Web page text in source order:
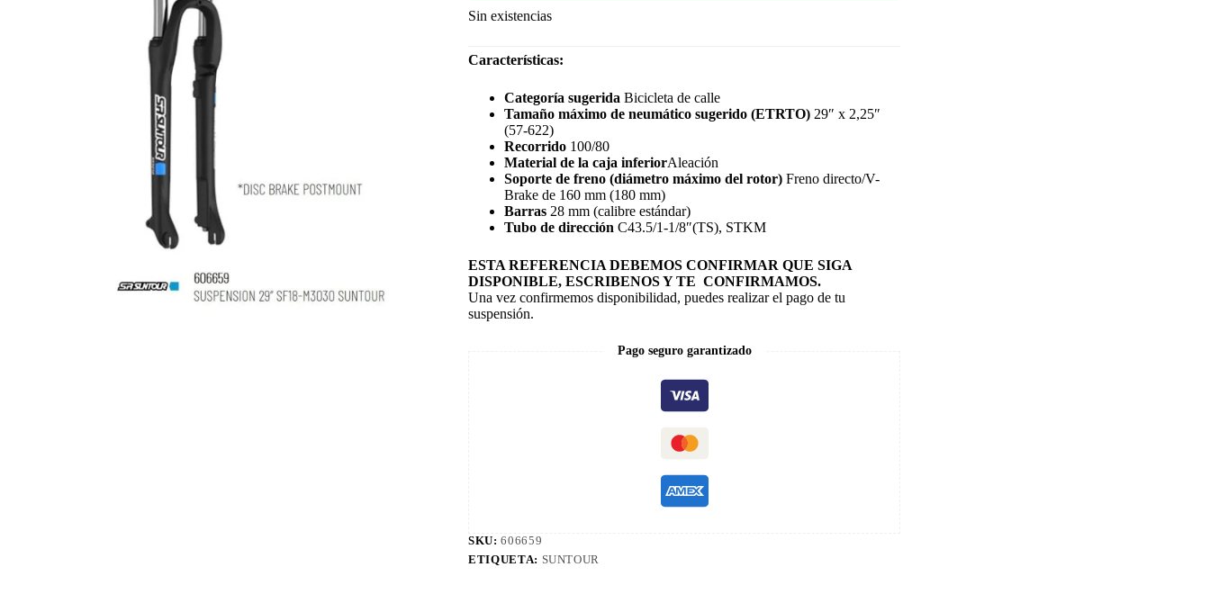
Sin existencias
Características:
Categoría sugerida Bicicleta de calle
Tamaño máximo de neumático sugerido (ETRTO) 29″ x 2,25″
(57-622)
Recorrido 100/80
Material de la caja inferiorAleación
Soporte de freno (diámetro máximo del rotor) Freno directo/V-
Brake de 160 mm (180 mm)
Barras 28 mm (calibre estándar)
Tubo de dirección C43.5/1-1/8″(TS), STKM
ESTA REFERENCIA DEBEMOS CONFIRMAR QUE SIGA
DISPONIBLE, ESCRIBENOS Y TE CONFIRMAMOS.
Una vez confirmemos disponibilidad, puedes realizar el pago de tu
suspensión.
Pago seguro garantizado
SKU:606659
ETIQUETA: SUNTOUR